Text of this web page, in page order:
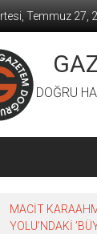
Temmuz 27,
DOĞRU
MACİT
YOLU’NDAKİ